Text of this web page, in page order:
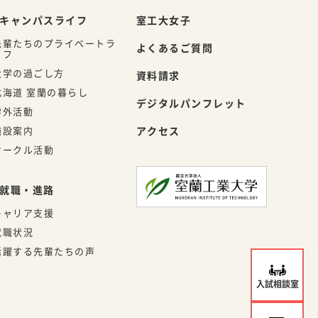
入試相談室
キャンパスライフ
輩たちのプライベートラ
学の過ごし方
海道 室蘭の暮らし
外活動
設案内
ークル活動
就職・進路
ャリア支援
職状況
躍する先輩たちの声
室工大女子
よくあるご質問
資料請求
デジタルパンフレット
アクセス